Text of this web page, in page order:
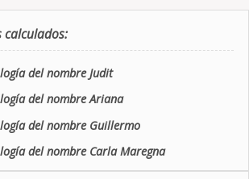
calculados:
del nombre Judit
del nombre Ariana
del nombre Guillermo
del nombre Carla Maregna